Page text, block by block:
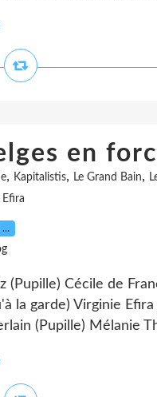
en
, Kapitalistis, Le Grand Bain,
Efira
…
(Pupille) Cécile de
la garde) Virginie
(Pupille) Mélanie